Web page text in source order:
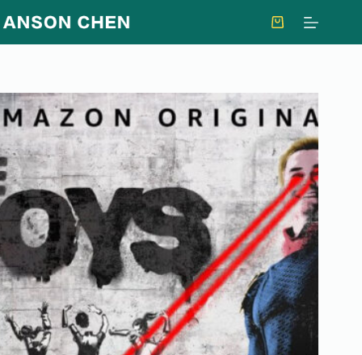
至
主
容
購